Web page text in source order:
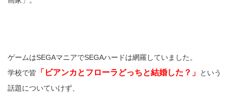
ゲームはSEGAマニアでSEGAハードは網羅していました。
学校で皆 「ビアンカとフローラどっちと結婚した？」
という
話題についていけず、